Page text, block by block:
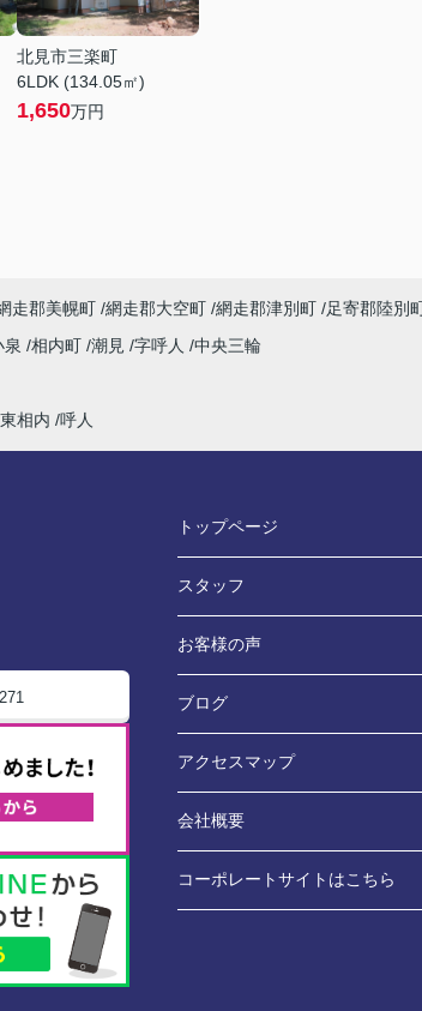
北見市三楽町
6LDK (134.05㎡)
1,650万円
走郡美幌町 網走郡大空町 網走郡津別町
足寄郡陸別
泉 相内町 潮見 字呼人
中央三輪
東相内 呼人
トップページ
スタッフ
お客様の声
ブログ
アクセスマップ
会社概要
コーポレートサイトはこちら